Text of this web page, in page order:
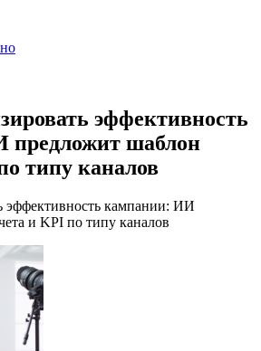
эффективность
шаблон
типу каналов
эффективность кампании: ИИ
и KPI по типу каналов